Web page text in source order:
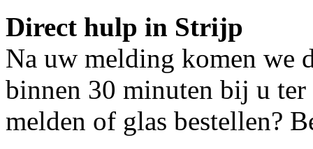
Direct hulp in Strijp
Na uw melding komen we
binnen 30 minuten bij u ter
melden of glas bestellen?